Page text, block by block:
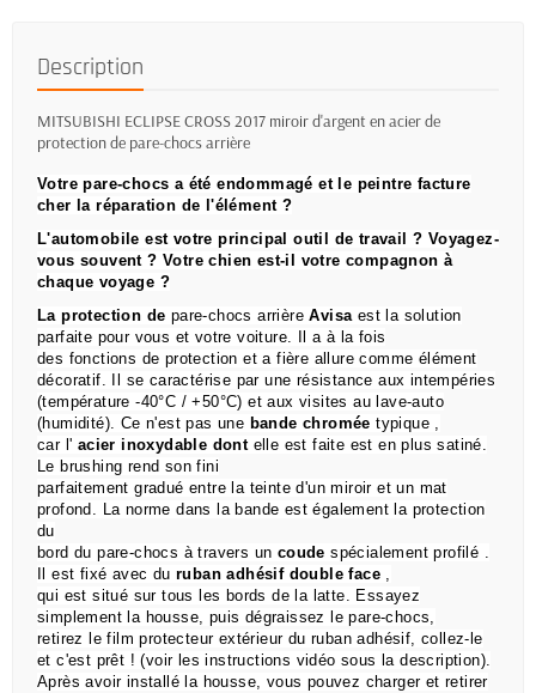
Description
MITSUBISHI ECLIPSE CROSS 2017 miroir d'argent en acier de
protection de pare-chocs arrière
Votre pare-chocs a été endommagé et le peintre facture
cher la réparation de l'élément ?
L'automobile est votre principal outil de travail ? Voyagez-
vous souvent ?Votre chien est-il votre compagnon à
chaque voyage ?
La protection de pare-chocs arrièreAvisaest la solution
parfaite pour vous et votre voiture.
Il a à la fois
des fonctions de protection et a fière allure comme élément
décoratif.
Il se caractérise par une résistance aux intempéries
(température -40°C / +50°C) et aux visites au lave-auto
(humidité). Ce n'est pas une bande chromée typique ,
car l' acier inoxydable dontelle est faite est en plus satiné.
Le brushing rend son fini
parfaitement gradué entre la teinte d'un miroir et un mat
profond. La norme dans la bande est également la protection
du
bord du pare-chocs à travers un coude spécialement profilé .
Il est fixé avec duruban adhésif double face ,
qui est situé sur tous les bords de la latte. Essayez
simplement la housse, puis dégraissez le pare-chocs,
retirez le film protecteur extérieur du ruban adhésif, collez-le
et c'est prêt !(voir les instructions vidéo sous la description).
Après avoir installé la housse, vous pouvez charger et retirer